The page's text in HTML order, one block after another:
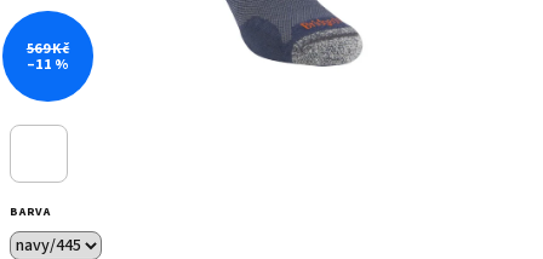
BARVA
569 Kč
–11 %